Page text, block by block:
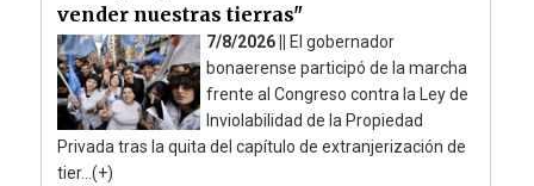
vender nuestras tierras"
7/8/2026 || El gobernador
bonaerense participó de la marcha
frente al Congreso contra la Ley de
Inviolabilidad de la Propiedad
Privada tras la quita del capítulo de extranjerización de
tier...(+)